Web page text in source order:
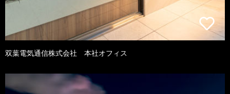
双葉電気通信株式会社 本社オフィス